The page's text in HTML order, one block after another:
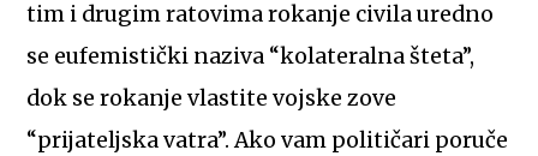
tim i drugim ratovima rokanje civila uredno
se eufemistički naziva “kolateralna šteta”,
dok se rokanje vlastite vojske zove
“prijateljska vatra”. Ako vam političari poruče